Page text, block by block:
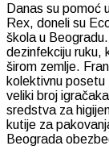
Danas su pomoć
Rex, doneli su
škola u
dezinfekciju ruku,
širom zemlje.
kolektivnu posetu
veliki broj
sredstva za
kutije za
Beograda